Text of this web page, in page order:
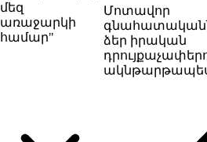
մեզ
առաջարկի
համար"
Մոտավոր
ձեր իրական